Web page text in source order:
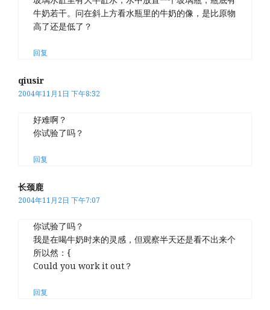
牛奶若干。问在斜上方看水瓶里的牛奶的像，是比原物
高了还是低了？
回复
qiusir
2004年11月1日 下午8:32
好难啊？
你试验了吗？
回复
长颈鹿
2004年11月2日 下午7:07
你试验了吗？
我是在喝牛奶时来的灵感，但观察半天还是看不出来个
所以然：{
Could you work it out？
回复